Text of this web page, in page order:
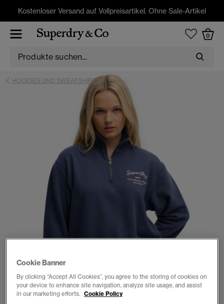
Kostenloser Versand auf Vollpreisartikel. Ohne Sale-Artikel
0
HOODIES UND SWEATSHIRTS
Cookie Banner
By clicking “Accept All Cookies”, you agree to the storing of cookies on
your device to enhance site navigation, analyze site usage, and assist
in our marketing efforts. Cookie Policy